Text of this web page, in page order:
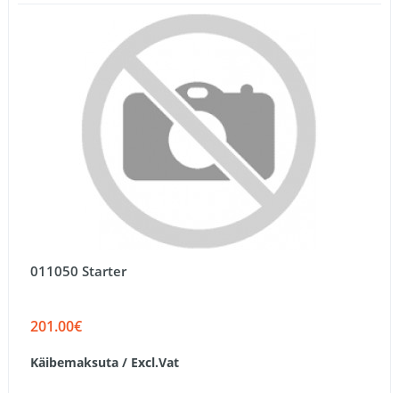
011050 Starter
201.00€
Käibemaksuta / Excl.Vat